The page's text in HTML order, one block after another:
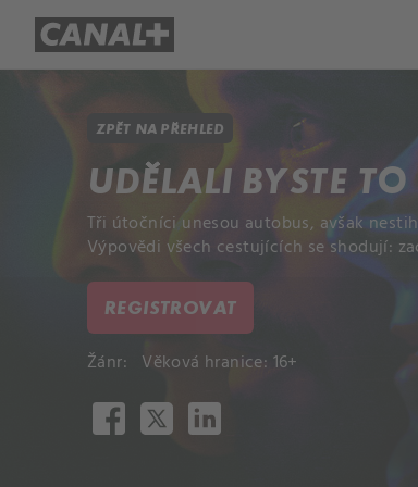
ZPĚT NA PŘEHLED
UDĚLALI BYSTE
Tři útočníci unesou autobus, avšak
Výpovědi všech cestujících se shodují:
REGISTROVAT
Žánr: Věková hranice: 16+